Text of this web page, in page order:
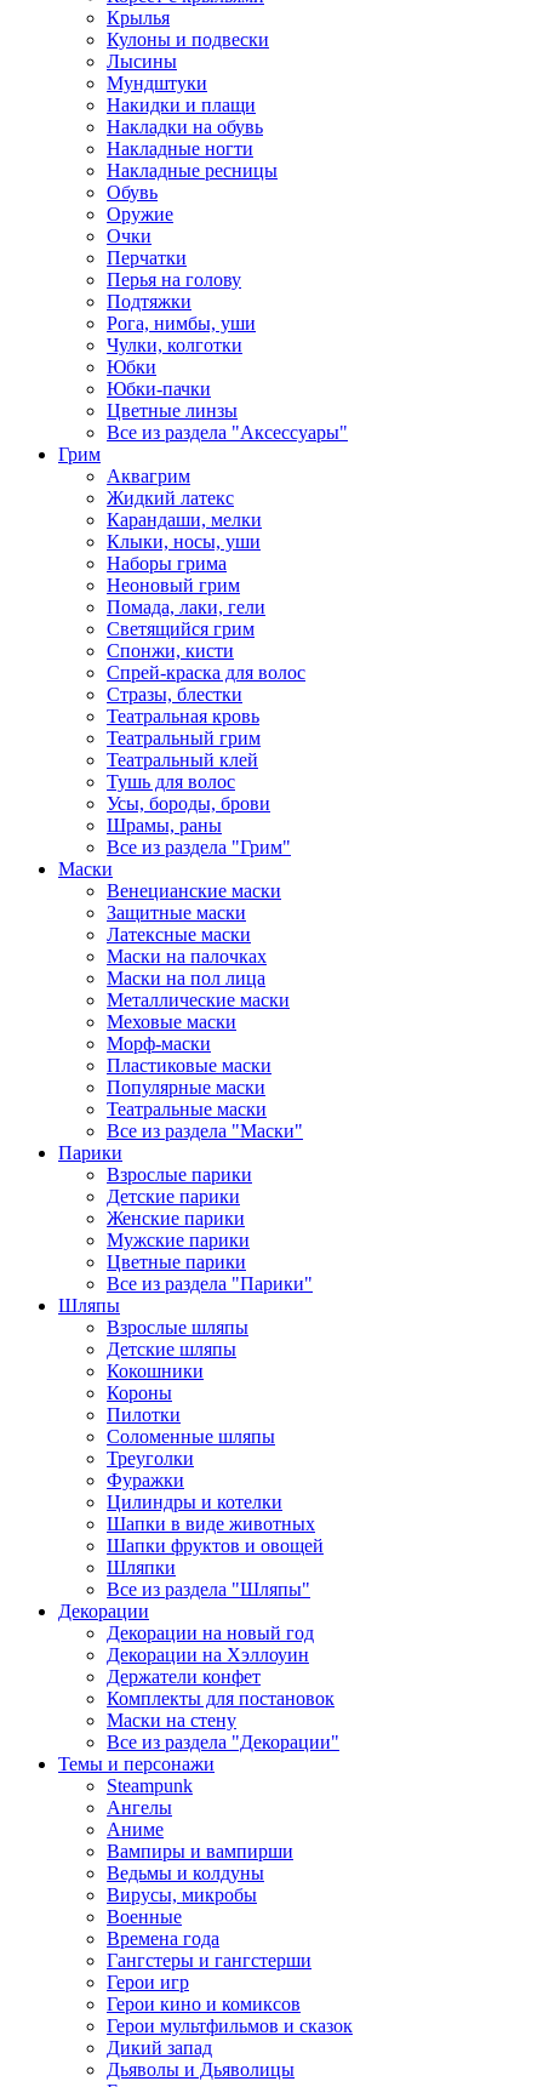
Крылья
Кулоны и подвески
Лысины
Мундштуки
Накидки и плащи
Накладки на обувь
Накладные ногти
Накладные ресницы
Обувь
Оружие
Очки
Перчатки
Перья на голову
Подтяжки
Рога, нимбы, уши
Чулки, колготки
Юбки
Юбки-пачки
Цветные линзы
Все из раздела "Аксессуары"
Грим
Аквагрим
Жидкий латекс
Карандаши, мелки
Клыки, носы, уши
Наборы грима
Неоновый грим
Помада, лаки, гели
Светящийся грим
Спонжи, кисти
Спрей-краска для волос
Стразы, блестки
Театральная кровь
Театральный грим
Театральный клей
Тушь для волос
Усы, бороды, брови
Шрамы, раны
Все из раздела "Грим"
Маски
Венецианские маски
Защитные маски
Латексные маски
Маски на палочках
Маски на пол лица
Металлические маски
Меховые маски
Морф-маски
Пластиковые маски
Популярные маски
Театральные маски
Все из раздела "Маски"
Парики
Взрослые парики
Детские парики
Женские парики
Мужские парики
Цветные парики
Все из раздела "Парики"
Шляпы
Взрослые шляпы
Детские шляпы
Кокошники
Короны
Пилотки
Соломенные шляпы
Треуголки
Фуражки
Цилиндры и котелки
Шапки в виде животных
Шапки фруктов и овощей
Шляпки
Все из раздела "Шляпы"
Декорации
Декорации на новый год
Декорации на Хэллоуин
Держатели конфет
Комплекты для постановок
Маски на стену
Все из раздела "Декорации"
Темы и персонажи
Steampunk
Ангелы
Аниме
Вампиры и вампирши
Ведьмы и колдуны
Вирусы, микробы
Военные
Времена года
Гангстеры и гангстерши
Герои игр
Герои кино и комиксов
Герои мультфильмов и сказок
Дикий запад
Дьяволы и Дьяволицы